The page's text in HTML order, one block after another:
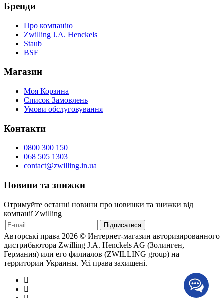
Бренди
Про компанію
Zwilling J.A. Henckels
Staub
BSF
Магазин
Моя Корзина
Список Замовлень
Умови обслуговування
Контакти
0800 300 150
068 505 1303
contact@zwilling.in.ua
Новини та знижки
Отримуйте останні новини про новинки та знижки від
компанії Zwilling
Авторські права 2026 © Интернет-магазин авторизированного
дистрибьютора Zwilling J.A. Henckels AG (Золинген,
Германия) или его филиалов (ZWILLING group) на
территории Украины. Усі права захищені.